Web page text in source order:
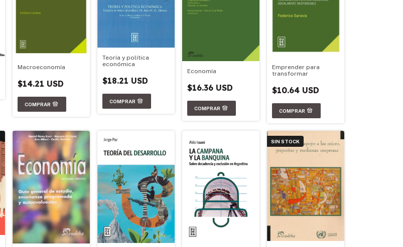
Macroeconomía
$14.21 USD
Teoría y política
económica
$18.21 USD
Economía
$16.36 USD
Emprender para
transformar
$10.64 USD
SIN STOCK